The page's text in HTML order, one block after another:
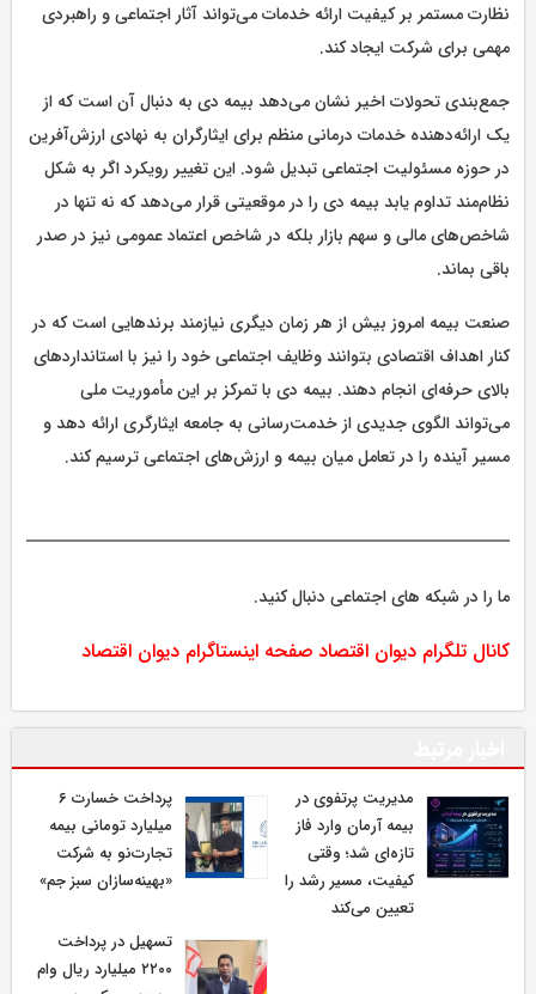
نظارت مستمر بر کیفیت ارائه خدمات می‌تواند آثار اجتماعی و راهبردی
مهمی برای شرکت ایجاد کند.
جمع‌بندی تحولات اخیر نشان می‌دهد بیمه دی به دنبال آن است که از
یک ارائه‌دهنده خدمات درمانی منظم برای ایثارگران به نهادی ارزش‌آفرین
در حوزه مسئولیت اجتماعی تبدیل شود. این تغییر رویکرد اگر به شکل
نظام‌مند تداوم یابد بیمه دی را در موقعیتی قرار می‌دهد که نه تنها در
شاخص‌های مالی و سهم بازار بلکه در شاخص اعتماد عمومی نیز در صدر
باقی بماند.
صنعت بیمه امروز بیش از هر زمان دیگری نیازمند برندهایی است که در
کنار اهداف اقتصادی بتوانند وظایف اجتماعی خود را نیز با استانداردهای
بالای حرفه‌ای انجام دهند. بیمه دی با تمرکز بر این مأموریت ملی
می‌تواند الگوی جدیدی از خدمت‌رسانی به جامعه ایثارگری ارائه دهد و
مسیر آینده را در تعامل میان بیمه و ارزش‌های اجتماعی ترسیم کند.
ما را در شبکه های اجتماعی دنبال کنید.
کانال تلگرام دیوان اقتصاد صفحه اینستاگرام دیوان اقتصاد
مدیریت پرتفوی در
بیمه آرمان وارد فاز
تازه‌ای شد؛ وقتی
کیفیت، مسیر رشد را
تعیین می‌کند
پرداخت خسارت ۶
میلیارد تومانی بیمه
تجارت‌نو به شرکت
«بهینه‌سازان سبز جم»
تسهیل در پرداخت
۲۲۰۰ میلیارد ریال وام